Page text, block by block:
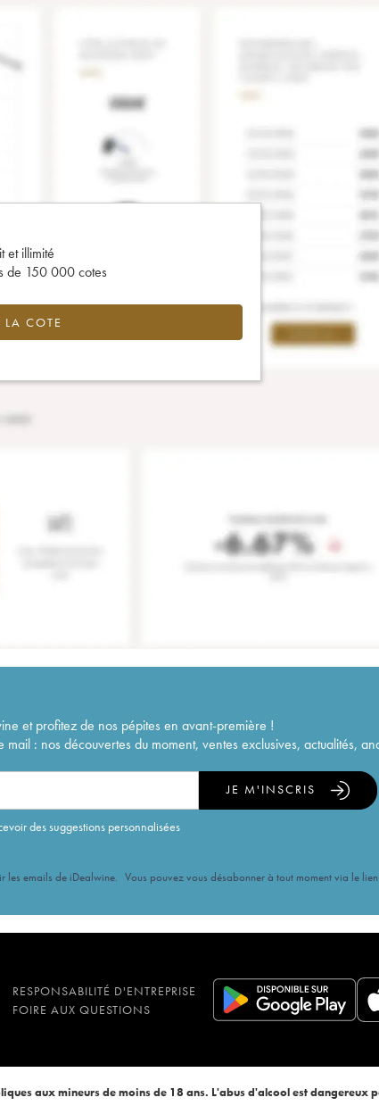
et illimité
de 150 000 cotes
LA COTE
et profitez de nos pépites en avant-première !
: nos découvertes du moment, ventes exclusives, actualités,
des suggestions personnalisées
JE M'INSCRIS
les emails de iDealwine. Vous pouvez vous désabonner à tout moment via le
RESPONSABILITÉ D'ENTREPRISE
FOIRE AUX QUESTIONS
aux mineurs de moins de 18 ans. L'abus d'alcool est dangereux